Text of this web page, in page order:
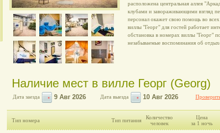
расположена центральная аллея
клубами и завораживающими взгляд
персонал окажет свою помощь во
виллы "Георг" для гостей работает
обстановка в номерах виллы "Георг"
незабываемые воспоминания об
Наличие мест в вилле Георг (Georg)
Дата заезда Дата выезда
Тип номера Тип питания
Количество
человек
Цена
за 1 ночь